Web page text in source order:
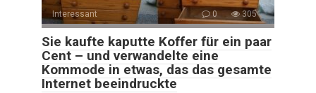
Interessant 0 305
Sie kaufte kaputte Koffer für ein paar
Cent – und verwandelte eine
Kommode in etwas, das das gesamte
Internet beeindruckte